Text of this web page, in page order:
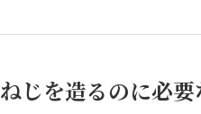
ねじを造るのに必